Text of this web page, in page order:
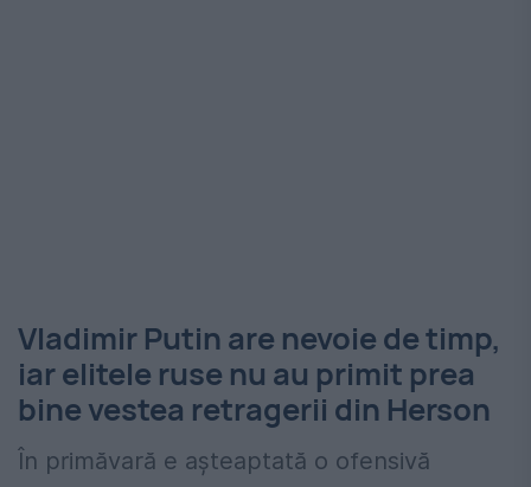
Vladimir Putin are nevoie de timp,
iar elitele ruse nu au primit prea
bine vestea retragerii din Herson
În primăvară e așteaptată o ofensivă